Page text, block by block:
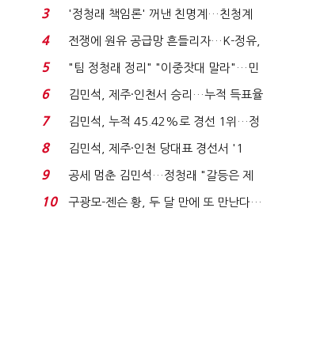
청래 "반명 공세 사...
3
'정청래 책임론' 꺼낸 친명계…친청계
는 추가투표 때리기...
4
전쟁에 원유 공급망 흔들리자…K-정유,
에너지안보 핵심...
5
"팀 정청래 정리" "이중잣대 말라"…민
주 최고위원 계파 다...
6
김민석, 제주·인천서 승리…누적 득표율
'1위 탈환'(종합)...
7
김민석, 누적 45.42%로 경선 1위…정
청래와 격차 0.86%p(...
8
김민석, 제주·인천 당대표 경선서 '1
위'(1보)...
9
공세 멈춘 김민석…정청래 "갈등은 제
가 수습"
10
구광모-젠슨 황, 두 달 만에 또 만난다…